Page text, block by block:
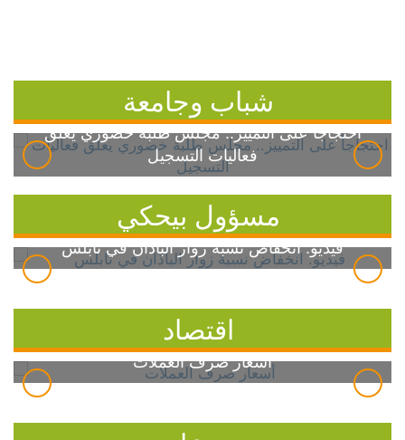
شباب وجامعة
احتجاجاً على التمييز.. مجلس طلبة خضوري يعلق
فعاليات التسجيل
مسؤول بيحكي
فيديو: انخفاض نسبة زوار الباذان في نابلس
اقتصاد
أسعار صرف العملات